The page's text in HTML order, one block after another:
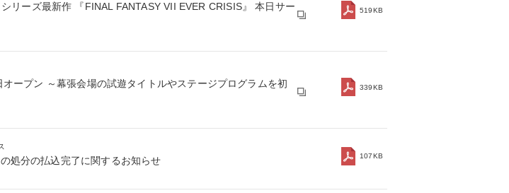
リーズ最新作 『FINAL FANTASY VII EVER CRISIS』 本日サー
519KB
ープン ～幕張会場の試遊タイトルやステージプログラムを初
339KB
処分の払込完了に関するお知らせ 107KB